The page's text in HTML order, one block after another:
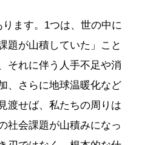
ります。1つは、世の中に
題が山積していた」こと
それに伴う人手不足や消
、さらに地球温暖化など
せば、私たちの周りは
社会課題が山積みになっ